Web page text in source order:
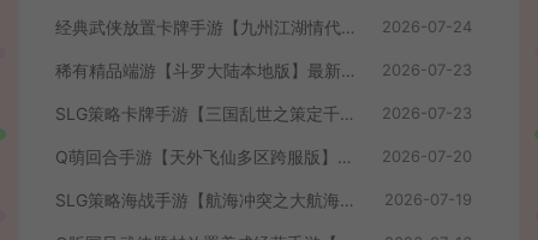
经典武侠放置卡牌手游【九州江湖情代金券内购版】最新整理单机一键即玩镜像端+Linux手工服务端+安卓苹果双端+CDK授权后台+详细搭建教程 2026-07-24
稀有精品端游【斗罗大陆本地版】最新整理Win系服务端+PC客户端+网页注册+CDK授权后台+管理后台+详细搭建教程 2026-07-23
SLG策略卡牌手游【三国乱世之策定千军内购版】最新整理单机一键即玩镜像端+Linux手工服务端+安卓+CDK授权后台+详细搭建教程+前后端全套源码 2026-07-23
Q萌回合手游【天外飞仙多区跨服版】最新整理单机一键即玩镜像端+Linux手工服务端+安卓+CDK授权后台+详细搭建教程 2026-07-20
SLG策略海战手游【航海冲突之大航海大战】最新整理Win系半手工服务端+安卓+CDK授权后台+详细搭建教程+前后端全套修复源码 2026-07-19